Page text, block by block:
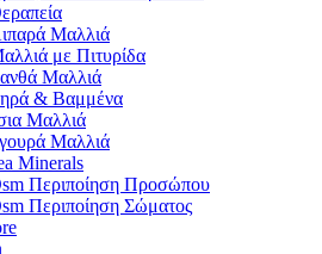
Μαλλιά
με Πιτυρίδα
Μαλλιά
& Βαμμένα
Μαλλιά
Μαλλιά
Minerals
Περιποίηση Προσώπου
Περιποίηση Σώματος